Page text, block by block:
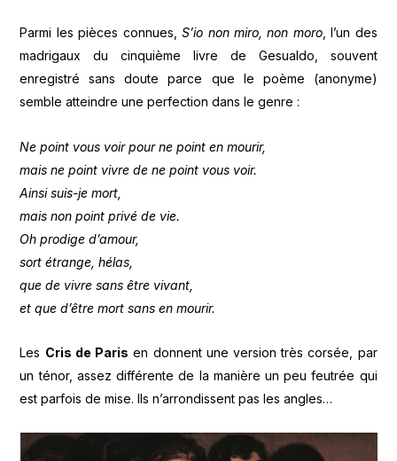
Parmi les pièces connues,S’io non miro, non moro, l’un des
madrigaux du cinquième livre de Gesualdo, souvent
enregistré sans doute parce que le poème (anonyme)
semble atteindre une perfection dans le genre :
Ne point vous voir pour ne point en mourir,
mais ne point vivre de ne point vous voir.
Ainsi suis-je mort,
mais non point privé de vie.
Oh prodige d’amour,
sort étrange, hélas,
que de vivre sans être vivant,
et que d’être mort sans en mourir.
Les Cris de Paris en donnent une version très corsée, par
un ténor, assez différente de la manière un peu feutrée qui
est parfois de mise. Ils n’arrondissent pas les angles…